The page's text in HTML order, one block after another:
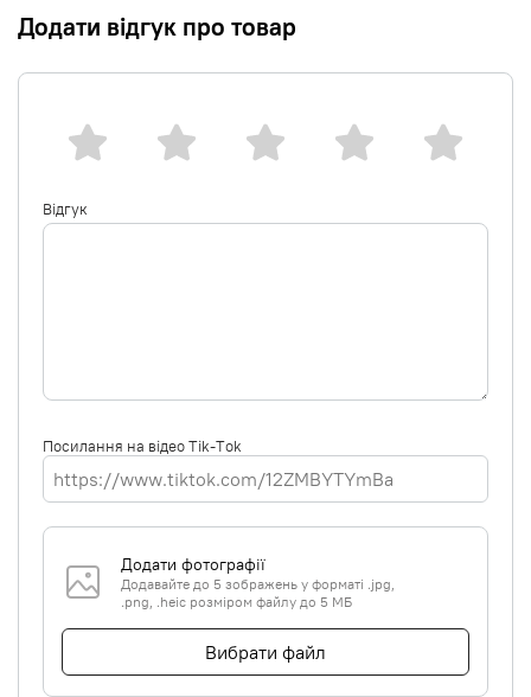
Додати відгук про товар
Відгук
Посилання на відео Tik-Tok
Додати фотографії
Додавайте до 5 зображень у форматі .jpg,
.png, .heic розміром файлу до 5 МБ
Вибрати файл